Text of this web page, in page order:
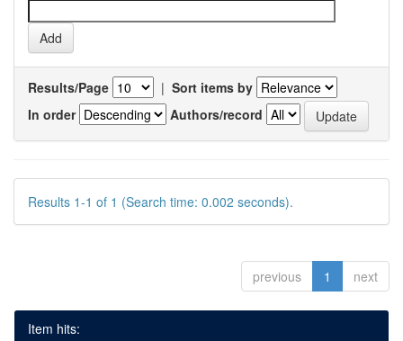
Results/Page | Sort items by
In order
Authors/record
Results 1-1 of 1 (Search time: 0.002 seconds).
previous 1 next
Item hits: